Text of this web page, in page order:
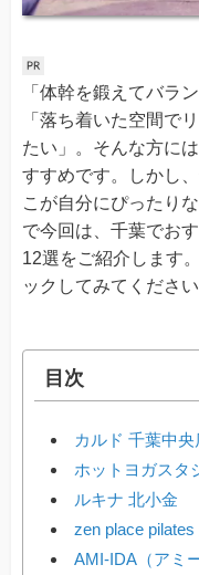
「体幹を鍛えてバラ
「落ち着いた空間で
たい」。そんな方に
すすめです。しかし
こが自分にぴったり
で今回は、千葉でお
12選をご紹介します
ックしてみてください
目次
カルド 千葉中央
ホットヨガスタ
ルキナ 北小金
zen place
AMI-IDA（アミ